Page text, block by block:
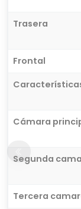
Trasera
Frontal
Cámara
Segunda
Tercera